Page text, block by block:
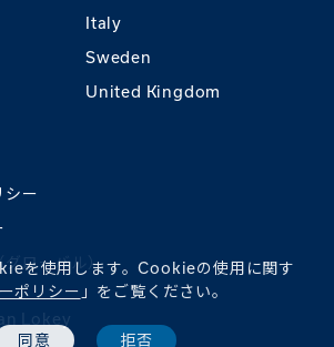
を使用します。Cookieの使用に関す
ポリシー 」をご覧ください。
同意 拒否
Italy
Sweden
United Kingdom
シー
ローバル）
Lokey